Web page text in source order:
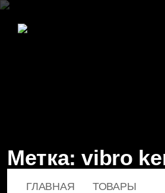
Метка:vibro
ГЛАВНАЯ
ТОВАРЫ